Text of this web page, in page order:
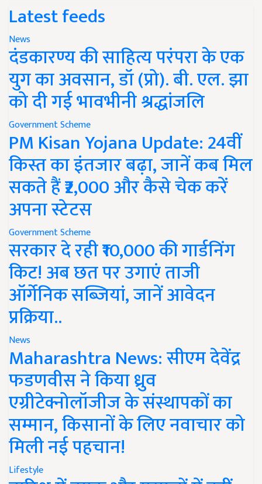
Latest feeds
News
दंडकारण्य की साहित्य परंपरा के एक
युग का अवसान, डॉ (प्रो). बी. एल. झा
को दी गई भावभीनी श्रद्धांजलि
Government Scheme
PM Kisan Yojana Update: 24वीं
किस्त का इंतजार बढ़ा, जानें कब मिल
सकते हैं ₹2,000 और कैसे चेक करें
अपना स्टेटस
Government Scheme
सरकार दे रही ₹10,000 की गार्डनिंग
किट! अब छत पर उगाएं ताजी
ऑर्गेनिक सब्जियां, जानें आवेदन
प्रक्रिया..
News
Maharashtra News: सीएम देवेंद्र
फडणवीस ने किया ध्रुव
एग्रीटेक्नोलॉजीज के संस्थापकों का
सम्मान, किसानों के लिए नवाचार को
मिली नई पहचान!
Lifestyle